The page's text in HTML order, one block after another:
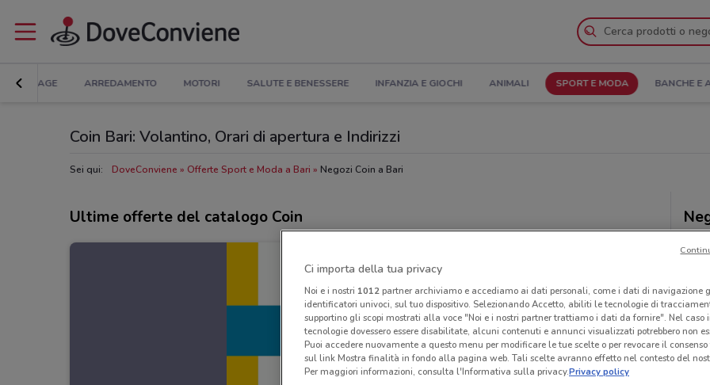
BRICOLAGE ARREDAMENTO MOTORI SALUTE E BENESSERE INFANZIA E GIOCHI ANIMALI SPORT E MODA BANCHE E
Coin Bari: Volantino, Orari di apertura e Indirizzi
Sei qui: DoveConviene Offerte Sport e Moda a Bari Negozi Coin a Bari
Ultime offerte del catalogo Coin
Ci importa della tua privacy
Noi e i nostri 1012partner archiviamo e accediamo ai dati personali, come i dati di navigazione
identificatori univoci, sul tuo dispositivo. Selezionando Accetto, abiliti le tecnologie di
supportino gli scopi mostrati alla voce "Noi e i nostri partner trattiamo i dati da fornire". Nel caso
tecnologie dovessero essere disabilitate, alcuni contenuti e annunci visualizzati potrebbero non
Puoi accedere nuovamente a questo menu per modificare le tue scelte o per revocare il
sul link Mostra finalità in fondo alla pagina web. Tali scelte avranno effetto nel contesto del
Per maggiori informazioni, consulta l'Informativa sulla privacy.Privacy policy